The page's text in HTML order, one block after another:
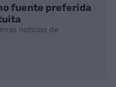
fuente preferida
noticias de